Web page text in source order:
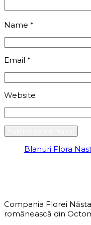
Name *
Email *
Website
Blanuri Flora
Compania Florei
românească din